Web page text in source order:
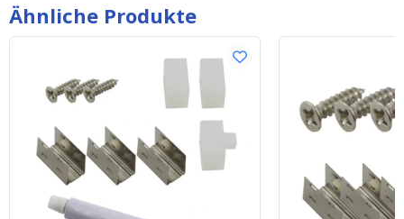
Ähnliche Produkte